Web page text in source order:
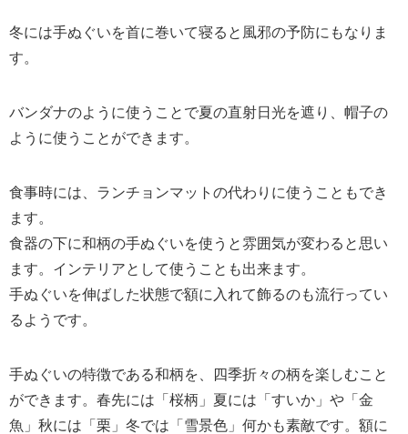
冬には手ぬぐいを首に巻いて寝ると風邪の予防にもなりま
す。
バンダナのように使うことで夏の直射日光を遮り、帽子の
ように使うことができます。
食事時には、ランチョンマットの代わりに使うこともでき
ます。
食器の下に和柄の手ぬぐいを使うと雰囲気が変わると思い
ます。インテリアとして使うことも出来ます。
手ぬぐいを伸ばした状態で額に入れて飾るのも流行ってい
るようです。
手ぬぐいの特徴である和柄を、四季折々の柄を楽しむこと
ができます。春先には「桜柄」夏には「すいか」や「金
魚」秋には「栗」冬では「雪景色」何かも素敵です。額に